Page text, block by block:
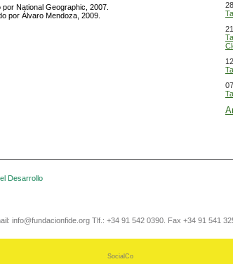
National Geographic, 2007.
por Álvaro Mendoza, 2009.
Desarrollo
info@fundacionfide.org Tlf.: +34 91 542 0390. Fax +34 91 541
SocialCo